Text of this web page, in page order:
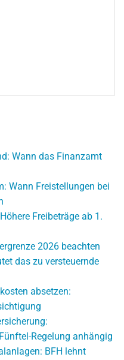
Wann das Finanzamt
Wann Freistellungen bei
Freibeträge ab 1.
2026 beachten
das zu versteuernde
absetzen:
Regelung anhängig
BFH lehnt